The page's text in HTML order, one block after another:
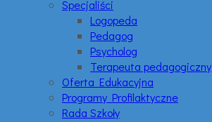
Specjaliści
Logopeda
Pedagog
Psycholog
Terapeuta pedagogiczny
Oferta Edukacyjna
Programy Profilaktyczne
Rada Szkoły